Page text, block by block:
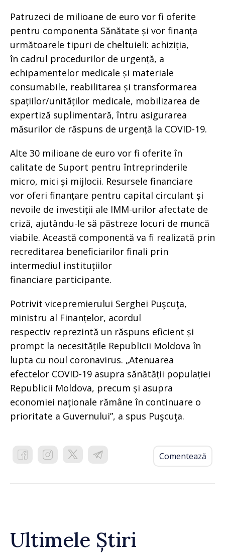
Patruzeci de milioane de euro vor fi oferite
pentru componenta Sănătate și vor finanța
următoarele tipuri de cheltuieli: achiziția,
în cadrul procedurilor de urgență, a
echipamentelor medicale și materiale
consumabile, reabilitarea și transformarea
spațiilor/unităților medicale, mobilizarea de
expertiză suplimentară, întru asigurarea
măsurilor de răspuns de urgență la COVID-19.
Alte 30 milioane de euro vor fi oferite în
calitate de Suport pentru întreprinderile
micro, mici și mijlocii. Resursele financiare
vor oferi finanțare pentru capital circulant și
nevoile de investiții ale IMM-urilor afectate de
criză, ajutându-le să păstreze locuri de muncă
viabile. Această componentă va fi realizată prin
recreditarea beneficiarilor finali prin
intermediul instituțiilor
financiare participante.
Potrivit vicepremierului Serghei Puşcuţa,
ministru al Finanțelor, acordul
respectiv reprezintă un răspuns eficient și
prompt la necesitățile Republicii Moldova în
lupta cu noul coronavirus. „Atenuarea
efectelor COVID-19 asupra sănătății populației
Republicii Moldova, precum și asupra
economiei naționale rămâne în continuare o
prioritate a Guvernului”, a spus Puşcuţa.
Comentează
Ultimele Știri